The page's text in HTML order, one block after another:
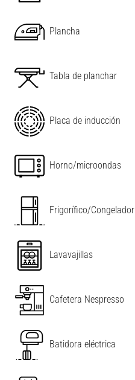
Plancha
Tabla de planchar
Placa de inducción
Horno/microondas
Frigorífico/Congelador
Lavavajillas
Cafetera Nespresso
Batidora eléctrica